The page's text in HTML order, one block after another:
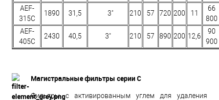
AEF-
315C
1890 31,5 3" 210 57 720 200 11
66
800
AEF-
405C
2430 40,5 3" 210 57 890 200 12,6
90
900
Магистральные фильтры серии C
Фильтры с активированным углем для удаления